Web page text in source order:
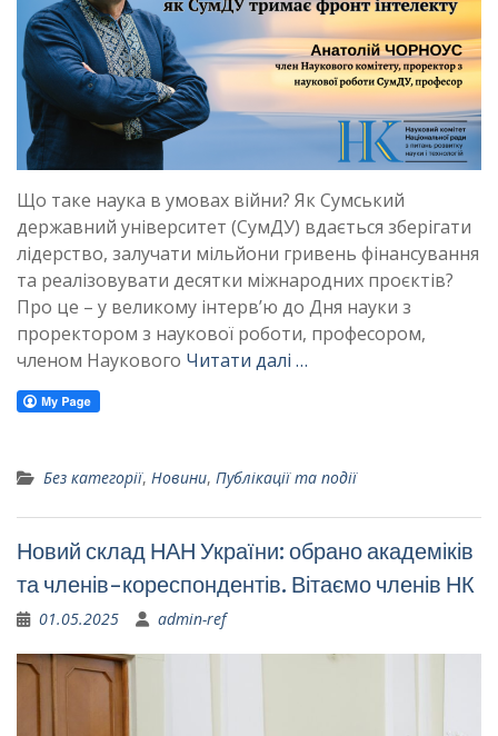
Що таке наука в умовах війни? Як Сумський
державний університет (СумДУ) вдається зберігати
лідерство, залучати мільйони гривень фінансування
та реалізовувати десятки міжнародних проєктів?
Про це – у великому інтерв’ю до Дня науки з
проректором з наукової роботи, професором,
членом Наукового Читати далі …
Без категорії, Новини, Публікації та події
Новий склад НАН України: обрано академіків
та членів-кореспондентів. Вітаємо членів НК
01.05.2025 admin-ref